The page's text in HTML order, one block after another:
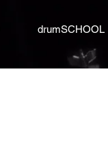
drumSCHOOL